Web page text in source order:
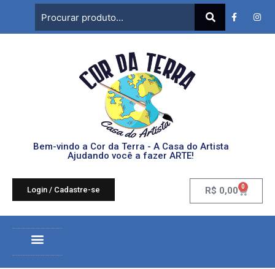
Bem-vindo a Cor da Terra - A Casa do Artista
Ajudando você a fazer ARTE!
Login / Cadastre-se R$ 0,00 0